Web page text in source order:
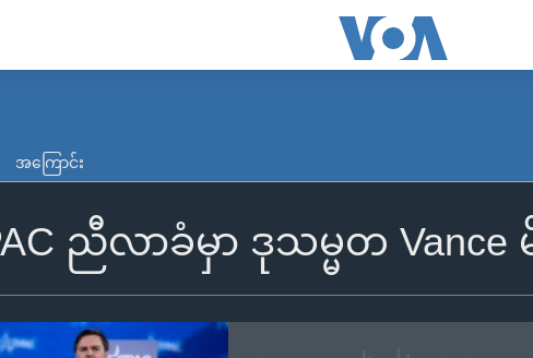
အကြောင်း
ညီလာခံမှာ ဒုသမ္မတ Vance မိ